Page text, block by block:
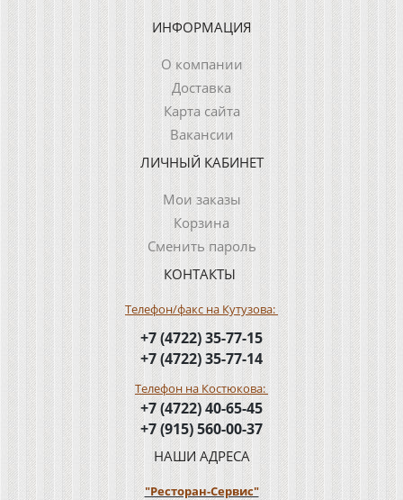
ИНФОРМАЦИЯ
О компании
Доставка
Карта сайта
Вакансии
ЛИЧНЫЙ КАБИНЕТ
Мои заказы
Корзина
Сменить пароль
КОНТАКТЫ
Телефон/факс на Кутузова:
+7 (4722) 35-77-15
+7 (4722) 35-77-14
Телефон на Костюкова:
+7 (4722) 40-65-45
+7 (915) 560-00-37
НАШИ АДРЕСА
"Ресторан-Сервис"